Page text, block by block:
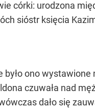
córki: urodzona
sióstr księcia
ono
czuwała nad
dało się